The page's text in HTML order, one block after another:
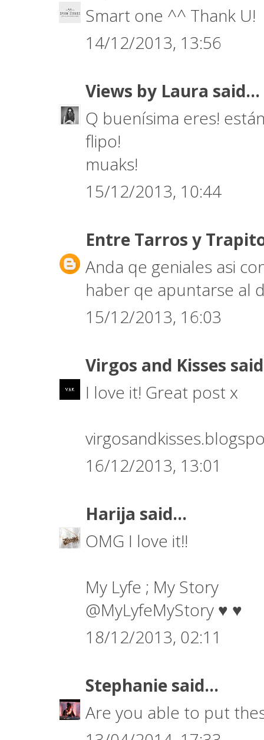
Smart one ^^ Thank U!
14/12/2013, 13:56
Views by Laura said...
Q buenísima eres!
flipo!
muaks!
15/12/2013, 10:44
Entre Tarros y
Anda qe geniales asi
haber qe apuntarse al
15/12/2013, 16:03
Virgos and Kisses
I love it! Great post x
16/12/2013, 13:01
Harija said...
OMG I love it!!
My Lyfe ; My Story
@MyLyfeMyStory ♥ ♥
18/12/2013, 02:11
Stephanie said...
Are you able to put